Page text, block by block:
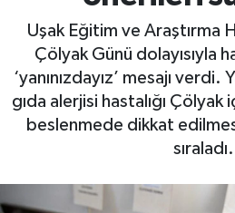
Uşak Eğitim ve Araştırma
Çölyak Günü dolayısıyla
‘yanınızdayız’ mesajı
gıda alerjisi hastalığı
beslenmede dikkat
sıraladı.